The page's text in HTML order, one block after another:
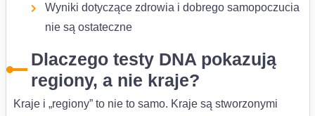
Wyniki dotyczące zdrowia i dobrego samopoczucia
nie są ostateczne
Dlaczego testy DNA pokazują
regiony, a nie kraje?
Kraje i „regiony” to nie to samo. Kraje są stworzonymi